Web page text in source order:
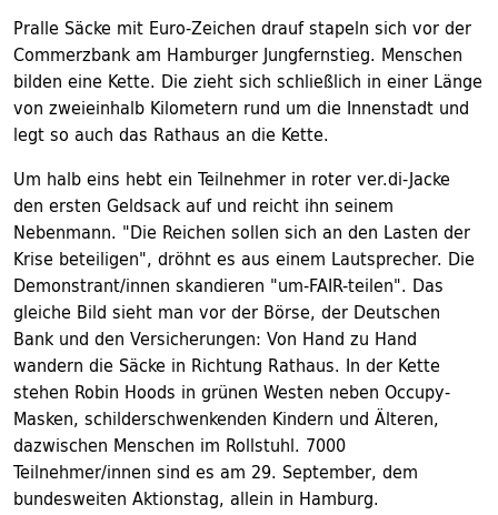
Pralle Säcke mit Euro-Zeichen drauf stapeln sich vor der
Commerzbank am Hamburger Jungfernstieg. Menschen
bilden eine Kette. Die zieht sich schließlich in einer Länge
von zweieinhalb Kilometern rund um die Innenstadt und
legt so auch das Rathaus an die Kette.
Um halb eins hebt ein Teilnehmer in roter ver.di-Jacke
den ersten Geldsack auf und reicht ihn seinem
Nebenmann. "Die Reichen sollen sich an den Lasten der
Krise beteiligen", dröhnt es aus einem Lautsprecher. Die
Demonstrant/innen skandieren "um-FAIR-teilen". Das
gleiche Bild sieht man vor der Börse, der Deutschen
Bank und den Versicherungen: Von Hand zu Hand
wandern die Säcke in Richtung Rathaus. In der Kette
stehen Robin Hoods in grünen Westen neben Occupy-
Masken, schilderschwenkenden Kindern und Älteren,
dazwischen Menschen im Rollstuhl. 7000
Teilnehmer/innen sind es am 29. September, dem
bundesweiten Aktionstag, allein in Hamburg.